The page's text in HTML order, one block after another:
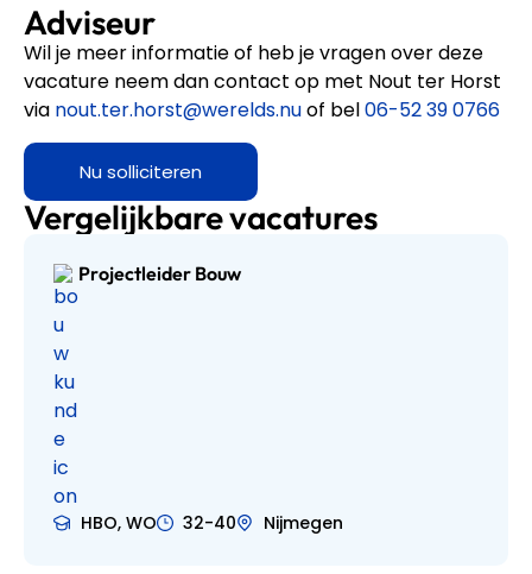
Adviseur
Wil je meer informatie of heb je vragen over deze
vacature neem dan contact op met Nout ter Horst
via nout.ter.horst@werelds.nuof bel06-52 39 0766
Nu solliciteren
Vergelijkbare vacatures
Projectleider Bouw
HBO, WO 32-40 Nijmegen